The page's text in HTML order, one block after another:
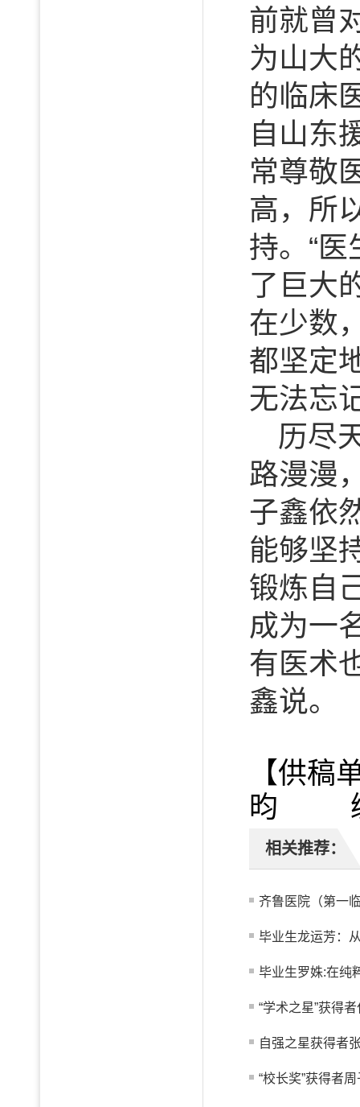
前就曾
为山大
的临床
自山东
常尊敬
高，所
持。“
了巨大
在少数
都坚定
无法忘
历尽
路漫漫
子鑫依
能够坚
锻炼自
成为一
有医术
鑫说。
【供
昀 编
相关推荐：
齐鲁医院（第一
毕业生龙运芳：
毕业生罗姝:在纯
“学术之星”获得
自强之星获得者
“校长奖”获得者